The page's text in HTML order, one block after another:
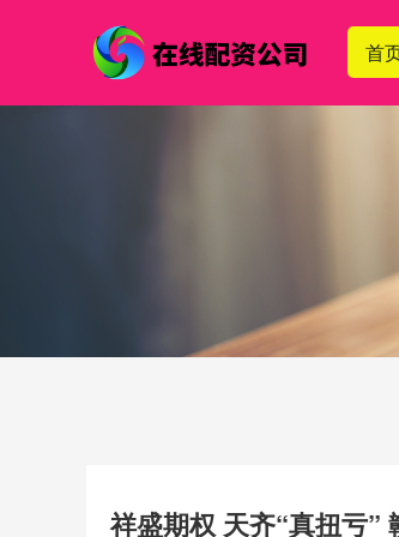
首
祥盛期权 天齐“真扭亏”